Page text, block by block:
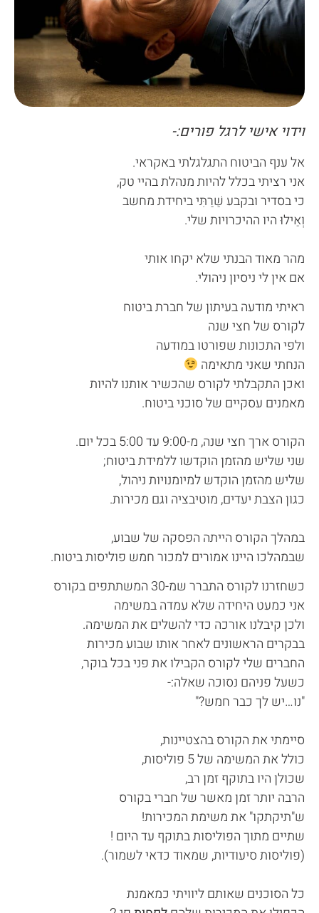
וידוי אישי לרגל פורים:-
אל ענף הביטוח התגלגלתי באקראי.
אני רציתי בכלל להיות מנהלת בהיי טק,
כי בסדיר ובקבע שֵׁרַתִּי ביחידת מחשב
וְאֵילוּ היו ההיכרויות שלי.
מהר מאוד הבנתי שלא יקחו אותי
אם אין לי ניסיון ניהולי.
ראיתי מודעה בעיתון של חברת ביטוח
לקורס של חצי שנה
ולפי התכונות שפורטו במודעה
הנחתי שאני מתאימה
ואכן התקבלתי לקורס שהכשיר אותנו להיות
מאמנים עסקיים של סוכני ביטוח.
הקורס ארך חצי שנה, מ-9:00 עד 5:00 בכל יום.
שני שליש מהזמן הוקדשו ללמידת ביטוח;
שליש מהזמן הוקדש למיומנויות ניהול,
כגון הצבת יעדים, מוטיבציה וגם מכירות.
במהלך הקורס הייתה הפסקה של שבוע,
שבמהלכו היינו אמורים למכור חמש פוליסות ביטוח.
כשחזרנו לקורס התברר שמ-30 המשתתפים בקורס
אני כמעט היחידה שלא עמדה במשימה
ולכן קיבלנו אורכה כדי להשלים את המשימה.
בבקרים הראשונים לאחר אותו שבוע מכירות
החברים שלי לקורס הקבילו את פני בכל בוקר,
כשעל פניהם נסוכה שאלה:-
"נו…יש לך כבר חמש?"
סיימתי את הקורס בהצטיינות,
כולל את המשימה של 5 פוליסות,
שכולן היו בתוקף זמן רב,
הרבה יותר זמן מאשר של חברי בקורס
ש"תיקתקו" את משימת המכירות!
שתיים מתוך הפוליסות בתוקף עד היום !
(פוליסות סיעודיות, שמאוד כדאי לשמור).
כל הסוכנים שאותם ליוויתי כמאמנת